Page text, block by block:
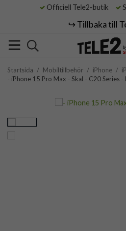
Officiell Tele2-butik
↪️ Tillbaka till
Startsida / Mobiltillbehör / iPhone /
- iPhone 15 Pro Max - Skal - C20 Series -